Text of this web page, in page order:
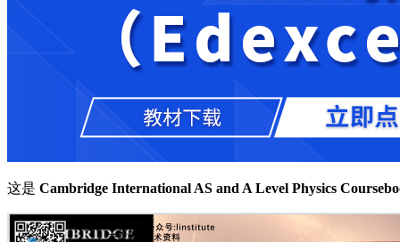
这是 Cambridge International AS and A Level Physics